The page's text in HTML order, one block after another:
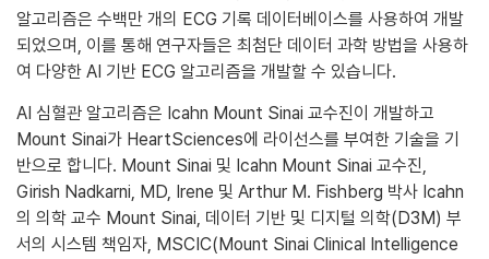
알고리즘은 수백만 개의 ECG 기록 데이터베이스를 사용하여 개발
되었으며, 이를 통해 연구자들은 최첨단 데이터 과학 방법을 사용하
여 다양한 AI 기반 ECG 알고리즘을 개발할 수 있습니다.
AI 심혈관 알고리즘은 Icahn Mount Sinai 교수진이 개발하고
Mount Sinai가 HeartSciences에 라이선스를 부여한 기술을 기
반으로 합니다. Mount Sinai 및 Icahn Mount Sinai 교수진,
Girish Nadkarni, MD, Irene 및 Arthur M. Fishberg 박사 Icahn
의 의학 교수 Mount Sinai, 데이터 기반 및 디지털 의학(D3M) 부
서의 시스템 책임자, MSCIC(Mount Sinai Clinical Intelligence